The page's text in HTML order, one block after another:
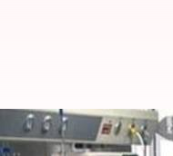
भारत में सामने